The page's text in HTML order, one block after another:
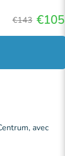
€143 €105
avec